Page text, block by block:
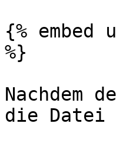
{%
%}
Nachdem
die Datei